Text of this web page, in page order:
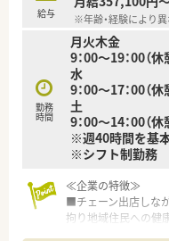
【職場環境と雰囲気】
■教育基幹店として
非常に充実しており
■最新の監査システ
に防ぐことで薬剤師
■40代を中心に幅広
らではの安定感と地
います。
給与 ※年齢・経験により
勤務
時間
月火木金
9：00～19：00（休
水
9：00～17：00（休
土
9：00～14：00（休
※週40時間を基
※シフト制勤務
≪企業の特徴≫
■チェーン出店しなが
拘り地域住民への健